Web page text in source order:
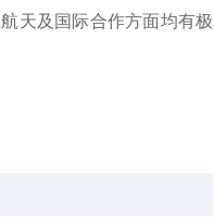
天及国际合作方面均有极